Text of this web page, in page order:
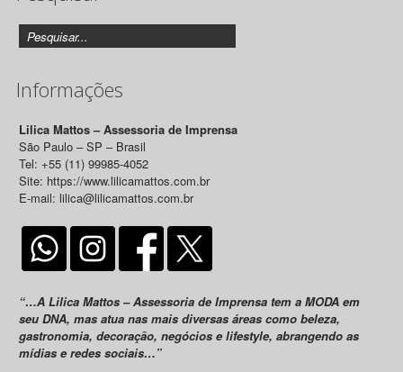
Informações
Lilica Mattos – Assessoria de Imprensa
São Paulo – SP – Brasil
Tel: +55 (11) 99985-4052
Site: https://www.lilicamattos.com.br
E-mail: lilica@lilicamattos.com.br
“…A Lilica Mattos – Assessoria de Imprensa tem a MODA em
seu DNA, mas atua nas mais diversas áreas como beleza,
gastronomia, decoração, negócios e lifestyle, abrangendo as
mídias e redes sociais…”